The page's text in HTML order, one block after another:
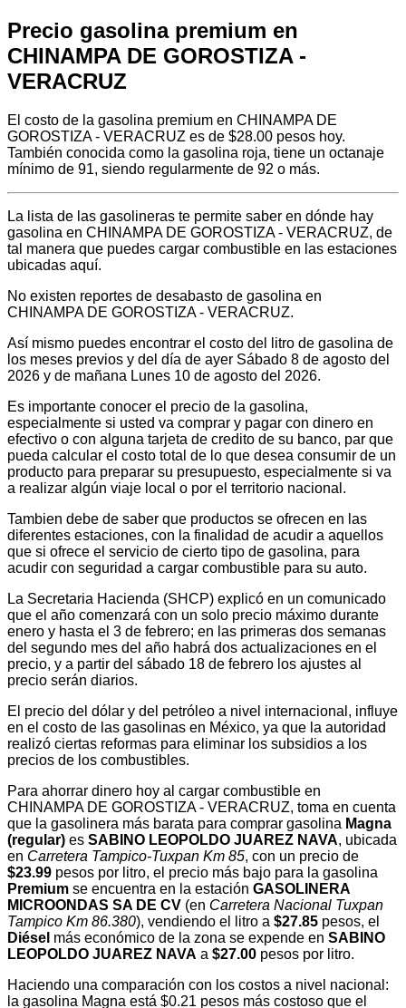
Precio gasolina premium en
CHINAMPA DE GOROSTIZA -
VERACRUZ
El costo de la gasolina premium en CHINAMPA DE
GOROSTIZA - VERACRUZ es de $28.00 pesos hoy.
También conocida como la gasolina roja, tiene un octanaje
mínimo de 91, siendo regularmente de 92 o más.
La lista de las gasolineras te permite saber en dónde hay
gasolina en CHINAMPA DE GOROSTIZA - VERACRUZ, de
tal manera que puedes cargar combustible en las estaciones
ubicadas aquí.
No existen reportes de desabasto de gasolina en
CHINAMPA DE GOROSTIZA - VERACRUZ.
Así mismo puedes encontrar el costo del litro de gasolina de
los meses previos y del día de ayer Sábado 8 de agosto del
2026 y de mañana Lunes 10 de agosto del 2026.
Es importante conocer el precio de la gasolina,
especialmente si usted va comprar y pagar con dinero en
efectivo o con alguna tarjeta de credito de su banco, par que
pueda calcular el costo total de lo que desea consumir de un
producto para preparar su presupuesto, especialmente si va
a realizar algún viaje local o por el territorio nacional.
Tambien debe de saber que productos se ofrecen en las
diferentes estaciones, con la finalidad de acudir a aquellos
que si ofrece el servicio de cierto tipo de gasolina, para
acudir con seguridad a cargar combustible para su auto.
La Secretaria Hacienda (SHCP) explicó en un comunicado
que el año comenzará con un solo precio máximo durante
enero y hasta el 3 de febrero; en las primeras dos semanas
del segundo mes del año habrá dos actualizaciones en el
precio, y a partir del sábado 18 de febrero los ajustes al
precio serán diarios.
El precio del dólar y del petróleo a nivel internacional, influye
en el costo de las gasolinas en México, ya que la autoridad
realizó ciertas reformas para eliminar los subsidios a los
precios de los combustibles.
Para ahorrar dinero hoy al cargar combustible en
CHINAMPA DE GOROSTIZA - VERACRUZ, toma en cuenta
que la gasolinera más barata para comprar gasolina Magna
(regular) es SABINO LEOPOLDO JUAREZ NAVA, ubicada
en Carretera Tampico-Tuxpan Km 85, con un precio de
$23.99 pesos por litro, el precio más bajo para la gasolina
Premium se encuentra en la estación GASOLINERA
MICROONDAS SA DE CV (en Carretera Nacional Tuxpan
Tampico Km 86.380), vendiendo el litro a $27.85 pesos, el
Diésel más económico de la zona se expende en SABINO
LEOPOLDO JUAREZ NAVA a $27.00 pesos por litro.
Haciendo una comparación con los costos a nivel nacional:
la gasolina Magna está $0.21 pesos más costoso que el